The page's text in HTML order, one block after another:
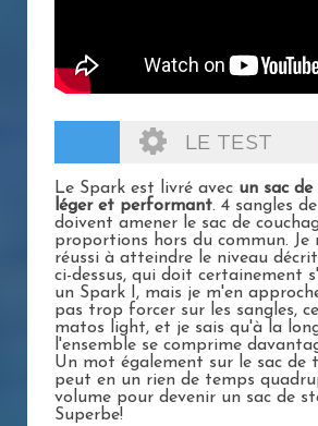
LE TEST
Le Spark est livré avec un sac
léger et performant. 4 sangles
doivent amener le sac de
proportions hors du commun. Je
réussi à atteindre le niveau
ci-dessus, qui doit certainement
un Spark I, mais je m'en
pas trop forcer sur les sangles,
matos light, et je sais qu'à la
l'ensemble se comprime
Un mot également sur le sac de
peut en un rien de temps
volume pour devenir un sac de
Superbe!